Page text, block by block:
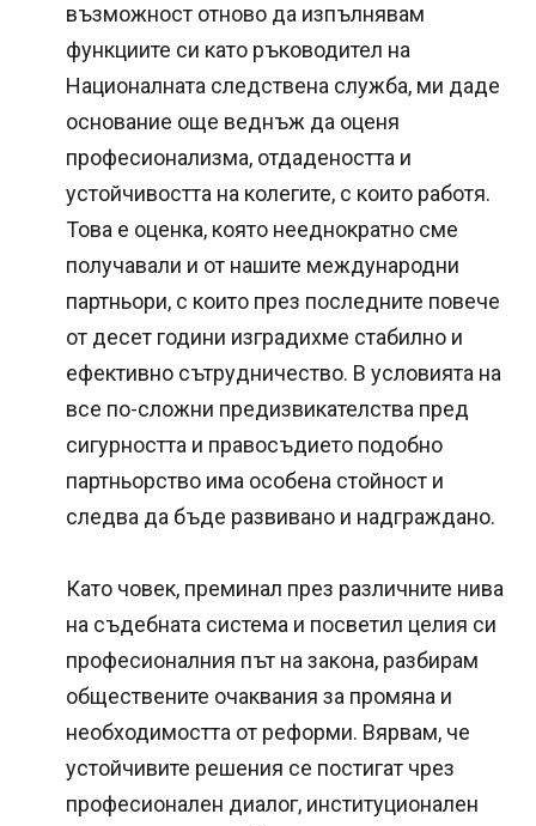
възможност отново да изпълнявам
функциите си като ръководител на
Националната следствена служба, ми даде
основание още веднъж да оценя
професионализма, отдадеността и
устойчивостта на колегите, с които работя.
Това е оценка, която нееднократно сме
получавали и от нашите международни
партньори, с които през последните повече
от десет години изградихме стабилно и
ефективно сътрудничество. В условията на
все по-сложни предизвикателства пред
сигурността и правосъдието подобно
партньорство има особена стойност и
следва да бъде развивано и надграждано.
Като човек, преминал през различните нива
на съдебната система и посветил целия си
професионалния път на закона, разбирам
обществените очаквания за промяна и
необходимостта от реформи. Вярвам, че
устойчивите решения се постигат чрез
професионален диалог, институционален